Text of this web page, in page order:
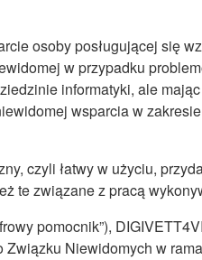
osoby posługującej się
w przypadku
informatyki, ale
wsparcia w
czyli łatwy w użyciu,
te związane z pracą
pomocnik”),
Niewidomych w